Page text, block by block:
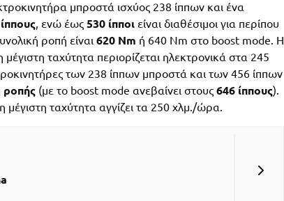
μπροστά ισχύος 238 ίππων και ένα
, ενώ έως 530 ίπποι είναι διαθέσιμοι για περίπου
ροπή είναι 620 Nm ή 640 Nm στο boost mode. Η
μέγιστη ταχύτητα περιορίζεται ηλεκτρονικά στα 245
των 238 ίππων μπροστά και των 456 ίππων
ροπής (με το boost mode ανεβαίνει στους 646 ίππους).
μέγιστη ταχύτητα αγγίζει τα 250 χλμ./ώρα.